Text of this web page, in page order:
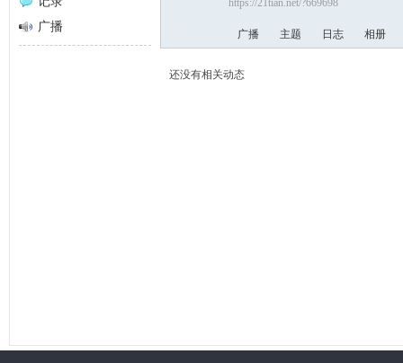
广播
广播 主题 日志 相册
还没有相关动态